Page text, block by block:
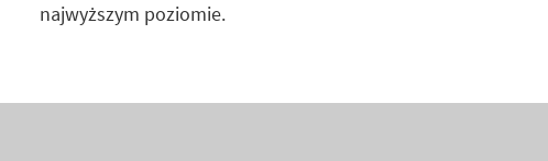
najwyższym poziomie.